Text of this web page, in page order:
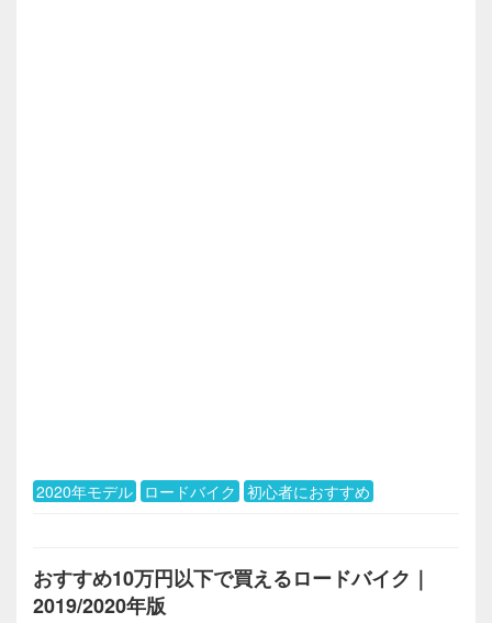
2020年モデル ロードバイク 初心者におすすめ
おすすめ10万円以下で買えるロードバイク｜
2019/2020年版